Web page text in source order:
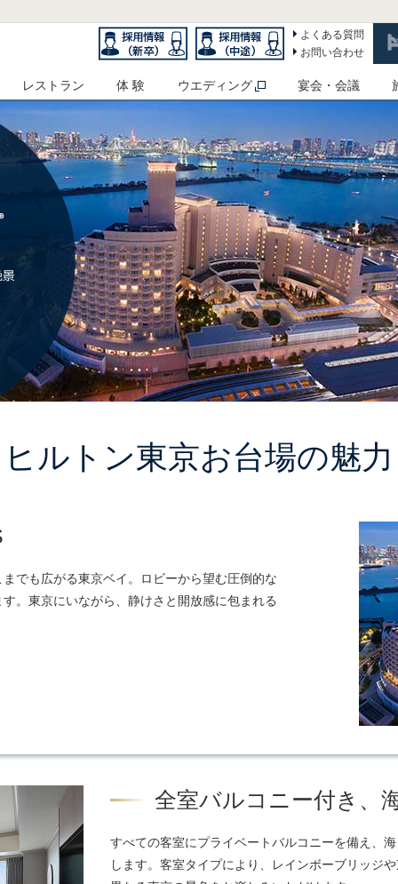
よくある質問
お問い合わせ
レストラン 体 験 ウエディング 宴会・会議
ヒルトン東京お台場の魅力
でも広がる東京ベイ。ロビーから望む圧倒的な
。東京にいながら、静けさと開放感に包まれる
全室バルコニー付き、
すべての客室にプライベートバルコニーを備え、
します。客室タイプにより、レインボーブリッジ